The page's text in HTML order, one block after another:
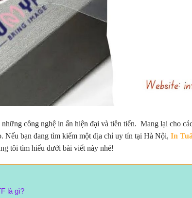
công nghệ in ấn hiện đại và tiên tiến. Mang lại cho
Nếu bạn đang tìm kiếm một địa chỉ uy tín tại Hà Nội, In
tôi tìm hiểu dưới bài viết này nhé!
là gì?